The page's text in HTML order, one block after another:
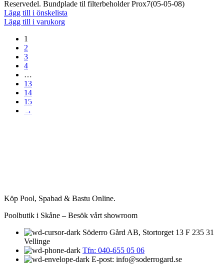
Reservedel. Bundplade til filterbeholder Prox7(05-05-08)
Lägg till i önskelista
Lägg till i varukorg
1
2
3
4
…
13
14
15
→
Köp Pool, Spabad & Bastu Online.
Poolbutik i Skåne – Besök vårt showroom
Söderro Gård AB, Stortorget 13 F 235 31
Vellinge
Tfn: 040-655 05 06
E-post: info@soderrogard.se